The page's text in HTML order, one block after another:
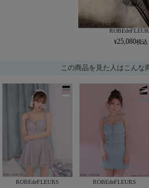
25,080
この商品を見た人はこんな
ROBEdeFLEURS ROBEdeFLEURS